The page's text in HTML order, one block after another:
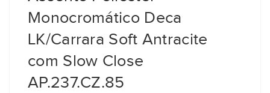
Monocromático Deca
LK/Carrara Soft Antracite
com Slow Close
AP.237.CZ.85